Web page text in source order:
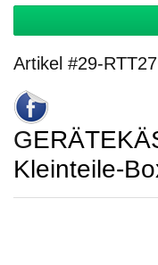
Artikel #29-
GERÄTEKÄSTEN, BOXEN, usw.
Kleinteile-